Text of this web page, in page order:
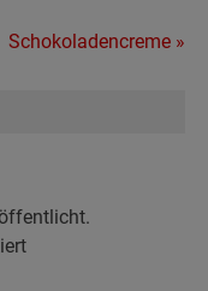
Schokoladencreme »